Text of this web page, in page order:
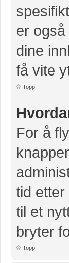
er
dine
få vite
Topp
For å
tid
til et
bryter
Topp